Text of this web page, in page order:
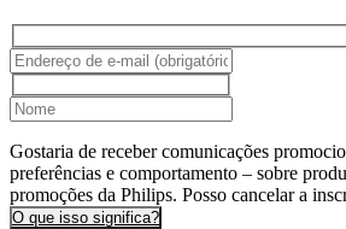
Gostaria de receber comunicações
preferências e comportamento – sobre
promoções da Philips. Posso cancelar a
O que isso significa?